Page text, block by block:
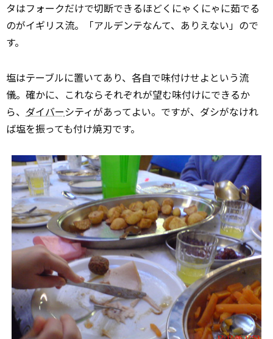
タはフォークだけで切断できるほどくにゃくにゃに茹でる
のがイギリス流。「アルデンテなんて、ありえない」ので
す。
塩はテーブルに置いてあり、各自で味付けせよという流
儀。確かに、これならそれぞれが望む味付けにできるか
ら、 ダイバーシティがあってよい。ですが、ダシがなけれ
ば塩を振っても付け焼刃です。